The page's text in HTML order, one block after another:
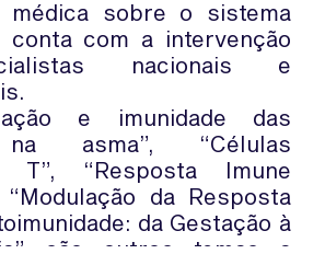
médica sobre o sistema
conta com a intervenção
nacionais e
e imunidade das
na asma”, “Células
T”, “Resposta Imune
“Modulação da Resposta
da Gestação à
são outros temas a